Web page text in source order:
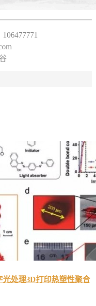
处理3D打印热塑性聚合